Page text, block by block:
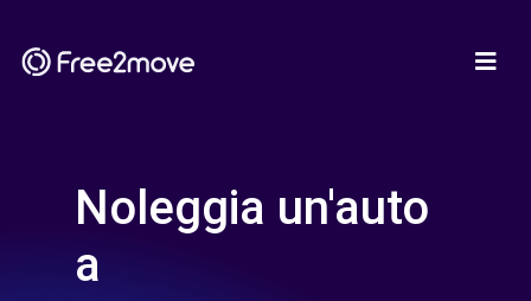
Noleggia un'auto
a